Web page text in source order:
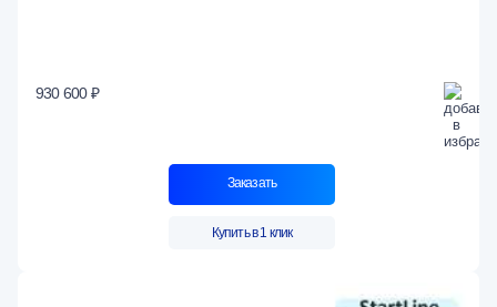
930 600 ₽
Заказать
Купить в 1 клик